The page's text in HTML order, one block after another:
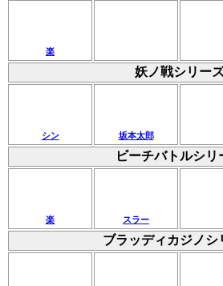
楽
妖ノ戦シリー
シン 坂本太郎
ビーチバトルシリ
楽 スラー
ブラッディカジノシ